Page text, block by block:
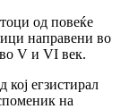
од повеќе
направени во
V и VI век.
кој егзистирал
на